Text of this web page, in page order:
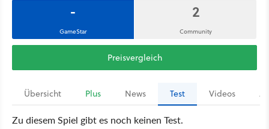
-
GameStar
2
Community
Preisvergleich
Übersicht Plus News Test Videos
Zu diesem Spiel gibt es noch keinen Test.